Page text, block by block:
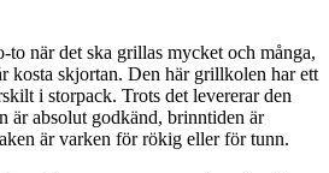
när det ska grillas mycket och många,
kosta skjortan. Den här grillkolen har ett
i storpack. Trots det levererar den
är absolut godkänd, brinntiden är
är varken för rökig eller för tunn.